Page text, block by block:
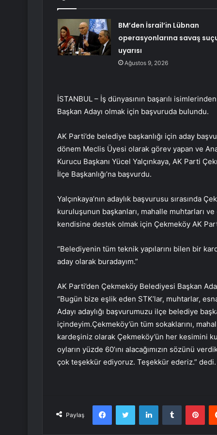
BM’den İsrail’in Lübnan
operasyonlarına savaş
uyarısı
Ağustos 9, 2026
İSTANBUL – İş dünyasının başarılı
Başkan Adayı olmak için başvuruda bulundu.
AK Parti’de belediye başkanlığı için aday
dönem Meclis Üyesi olarak görev yapan ve
Kurucu Başkanı Yücel Yalçınkaya, AK Parti
İlçe Başkanlığı’na başvurdu.
Yalçınkaya’nın adaylık başvurusu sırasında
kuruluşunun başkanları, mahalle muhtarları
kendisine destek olmak için Çekmeköy AK
“Belediyenin tüm teknik yapılarını bilen bir
aday olarak buradayım.”
AK Parti’den Çekmeköy Belediyesi Başkan
“Bugün bize eşlik eden STK’lar, muhtarlar,
Adayı adaylığı başvurumuzu ilçe belediye
içindeyim.Çekmeköy’ün tüm sokaklarını,
kardeşiniz olarak Çekmeköy’ün her kesimini
oyların yüzde 60’ını alacağımızın sözünü
çok teşekkür ediyoruz. Teşekkür ederiz.” dedi.
Paylaş
FacebookTwitter LinkedInTumblr